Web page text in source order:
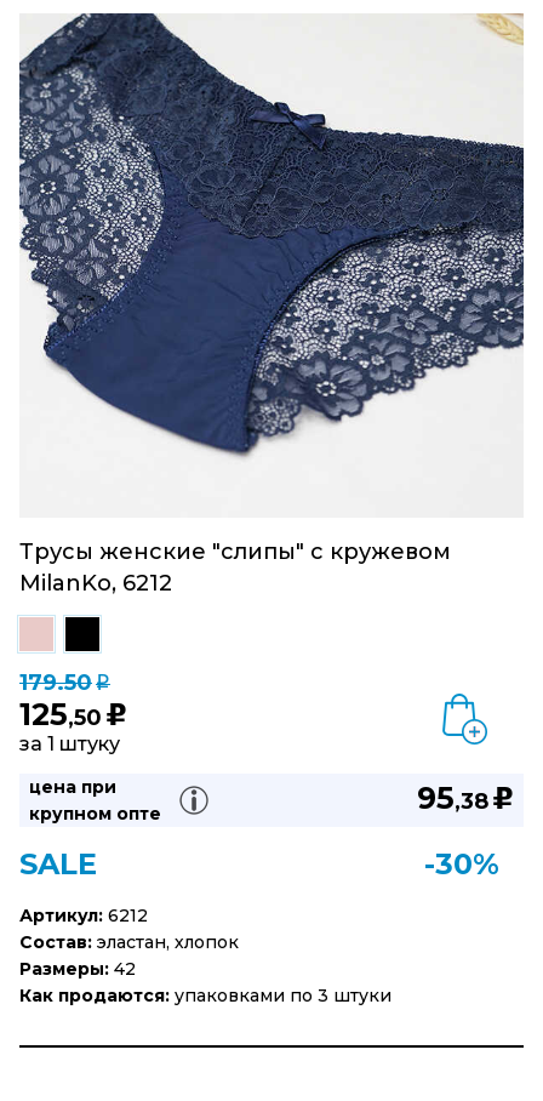
Трусы женские "слипы" с кружевом
MilanKo, 6212
179.50q
125,50 u
за 1 штуку
цена при
крупном опте
95,38u
SALE -30%
Артикул: 6212
Состав: эластан, хлопок
Размеры: 42
Как продаются: упаковками по 3 штуки